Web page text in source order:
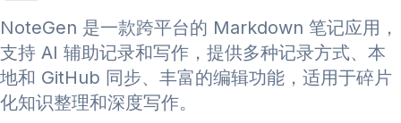
NoteGen 是一款跨平台的 Markdown 笔记应用，
支持 AI 辅助记录和写作，提供多种记录方式、本
地和 GitHub 同步、丰富的编辑功能，适用于碎片
化知识整理和深度写作。